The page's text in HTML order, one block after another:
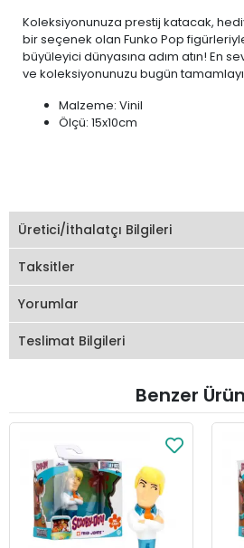
Koleksiyonunuza prestij katacak,
bir seçenek olan Funko Pop
büyüleyici dünyasına adım atın! En
ve koleksiyonunuzu bugün
Malzeme: Vinil
Ölçü: 15x10cm
Üretici/İthalatçı Bilgileri
Taksitler
Yorumlar
Teslimat Bilgileri
Benzer